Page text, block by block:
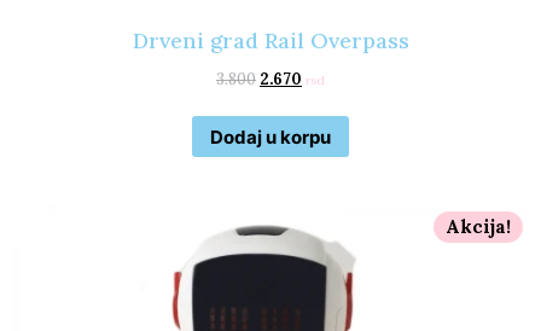
Drveni grad Rail Overpass
3.800 2.670 rsd
Dodaj u korpu
Akcija!